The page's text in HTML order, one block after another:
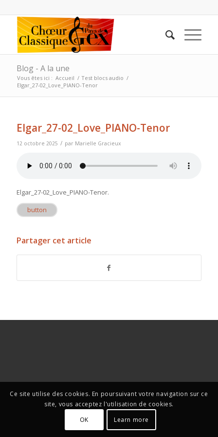
Blog - A la une
Vous êtes ici : Accueil / Test blocs audio /
Elgar_27-02_Love_PIANO-Tenor
Elgar_27-02_Love_PIANO-Tenor
12 octobre 2025 / par Marielle Gracieux
Elgar_27-02_Love_PIANO-Tenor.
button
Partager cet article
Ce site utilise des cookies. En poursuivant votre navigation sur ce
site, vous acceptez l'utilisation de cookies.
OK
Learn more